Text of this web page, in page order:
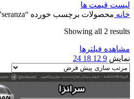
لیست قیمت ها
خانه محصولات برچسب خورده “seranza”
Showing all 2 results
مشاهده فیلترها
نمایش 9
12
18
24